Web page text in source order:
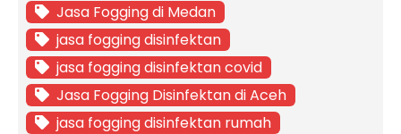
Jasa Fogging di Medan
jasa fogging disinfektan
jasa fogging disinfektan covid
Jasa Fogging Disinfektan di Aceh
jasa fogging disinfektan rumah